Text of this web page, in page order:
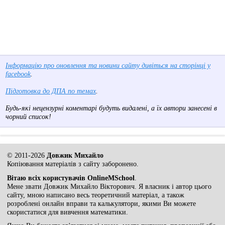
Інформацію про оновлення та новини сайту дивіться на сторінці у
facebook.
Підготовка до ДПА по темах.
Будь-які нецензурні коментарі будуть видалені, а їх автори занесені в
чорний список!
© 2011-2026 Довжик Михайло
Копіювання матеріалів з сайту заборонено.
Вітаю всіх користувачів OnlineMSchool
Мене звати Довжик Михайло Вікторович. Я власник і автор цього
сайту, мною написано весь теоретичний матеріал, а також
розроблені онлайн вправи та калькулятори, якими Ви можете
скористатися для вивчення математики.